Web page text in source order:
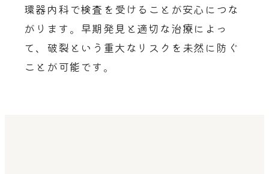
環器内科で検査を受けることが安心につな
がります。早期発見と適切な治療によっ
て、破裂という重大なリスクを未然に防ぐ
ことが可能です。